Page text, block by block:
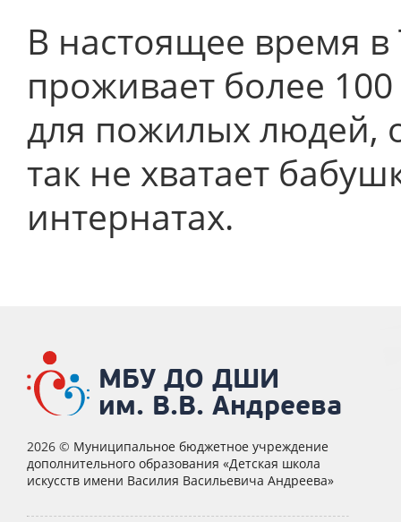
В настоящее время в
проживает более
для пожилых людей,
так не хватает
интернатах.
МБУ ДО ДШИ
им. В.В. Андреева
2026 © Муниципальное бюджетное учреждение
дополнительного образования «Детская школа
искусств имени Василия Васильевича Андреева»